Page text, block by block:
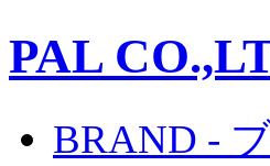
PAL
BRAND -